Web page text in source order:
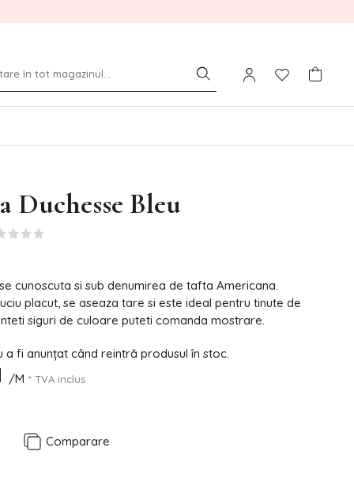
Duchesse Bleu
cunoscuta si sub denumirea de tafta Americana.
placut, se aseaza tare si este ideal pentru tinute de
siguri de culoare puteti comanda mostrare.
a fi anunțat când reintră produsul în stoc.
/M * TVA inclus
Comparare